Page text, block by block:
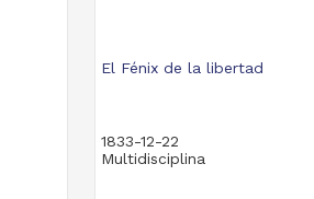
El Fénix de la libertad
1833-12-22
Multidisciplina